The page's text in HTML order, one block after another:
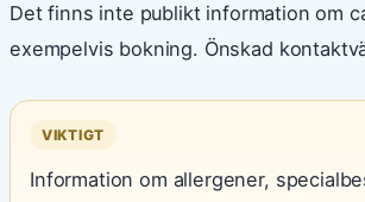
Det finns inte publikt information om
exempelvis bokning. Önskad
VIKTIGT
Information om allergener,